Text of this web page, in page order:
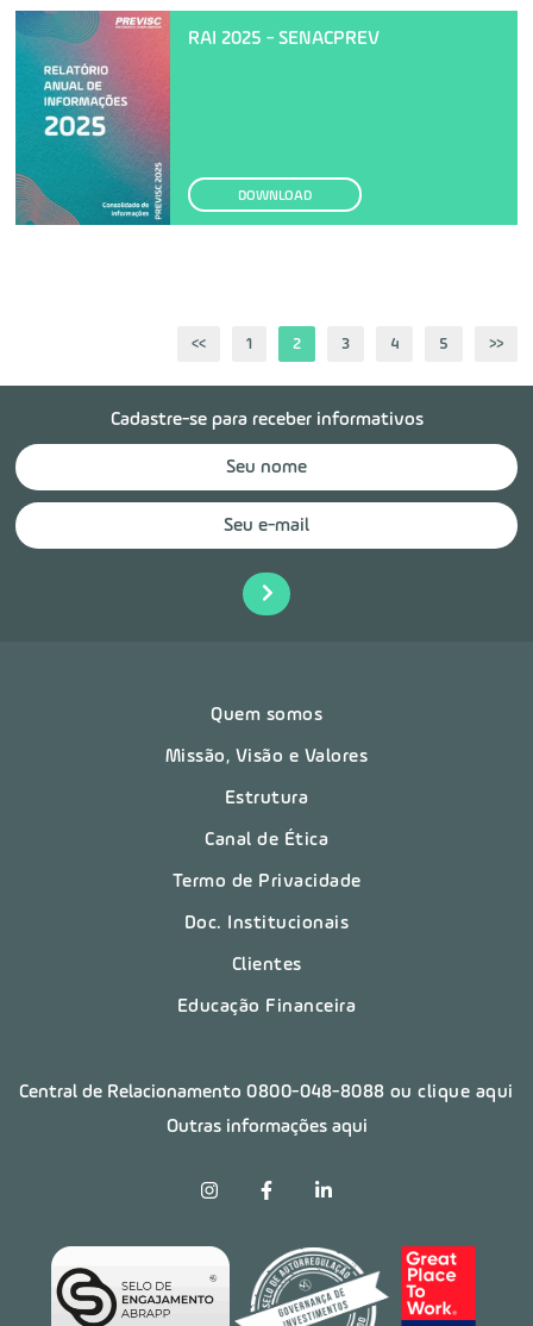
RAI 2025 - SENACPREV
DOWNLOAD
<< 1 2 3 4 5 >>
Cadastre-se para receber informativos
Quem somos
Missão, Visão e Valores
Estrutura
Canal de Ética
Termo de Privacidade
Doc. Institucionais
Clientes
Educação Financeira
Central de Relacionamento0800-048-8088 ou clique aqui
Outras informações aqui